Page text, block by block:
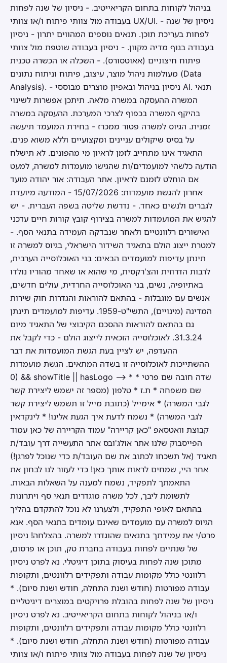
בניהול לקוחות בתחום הקריאייטיב. - ניסיון של שנה לפחות
בעבודה מול צוותי פיתוח ו/או צוותי UX/UI. - ניסיון של שנה
לפחות בעריכת תוכן. תנאים נוספים המהווים יתרון - ניסיון
בעבודה בגוף מדיה מקוון. - ניסיון בעבודה שוטפת מול צוותי
פיתוח חיצוניים (אאוטסורס). - השכלה או הכשרה טכנית
מעולמות ניהול מוצר, עיצוב, פיתוח וניתוח נתונים (Data
Analysis). - ניסיון בניהול ובאפיון מוצרים מבוססי AI. תנאי
המשרה ההעסקה במשרה מלאה. תיתכן אפשרות לשינוי
בהיקף המשרה בכפוף לצרכי המערכת. ההעסקה במשרה
זמנית. הגיוס למשרה פטור ממכרז - בחירת המועמד תיעשה
על בסיס שיקולים עניינים ומקצועיים וללא משוא פנים.
התאגיד אינו מתחייב לזמן לראיון מי מהפונים. לא תישלח
הודעה כלשהי למועמדים/ות שהגישו מועמדות למשרה, למעט
אם הוחלט לזמנם לראיון. אתר העבודה: אור יהודה מועד
אחרון להגשת מועמדות: 15/07/2026 - המודעה מיועדת
לגברים ולנשים כאחד. - נדרשת שליטה בשפה העברית. - יש
להגיש את המועמדות למשרה בצירוף קובץ קורות חיים עדכני
ואישורים רלוונטיים ולאחר שנבדקה העמידה בתנאי הסף. -
למטרת ייצוג הולם בתאגיד השידור הישראלי, בגיוס למשרה זו
תינתן עדיפות למועמדים הבאים: בני האוכלוסייה הערבית,
לרבות הדרוזית והצ'רקסית, מי שהוא או שאחד מהוריו נולדו
באתיופיה, נשים, בני האוכלוסייה החרדית, עולים חדשים,
אנשים עם מוגבלות - בהתאם להוראות והגדרות חוק שירות
המדינה (מינויים), התשי"ט-1959. עדיפות למועמדים תינתן
גם בהתאם להוראות ההסכם הקיבוצי של התאגיד מיום
31.3.24. לאוכלוסייה הזכאית לייצוג הולם - כדי לקבל את
ההעדפה, יש לציין בעת הגשת המועמדות את דבר
ההשתייכות לאוכלוסייה זו בשדה המתאים. הגשת מועמדות
0) && showTitle || hasLogo --> * שדה חובה שם פרטי *
שם משפחה * ת.ז * טלפון (מספר זה ישמש ליצירת קשר
לגבי המשרה) * אימייל (כתובת מייל זו תשמש ליצירת קשר
לגבי המשרה) * נשמח לדעת איך הגעת אלינו! * לינקדאין
קבוצת וואטסאפ "כאן קריירה" עמוד הקריירה של כאן עמוד
הפייסבוק שלנו אתר אולג'ובס אתר התעשייה דרך עובד/ת
תאגיד (אל תשכחו לכתוב את שם העובד/ת כדי שנוכל לפרגן!)
אחר היי, שמחים לראות אותך כאן! כדי לעזור לנו לבחון את
התאמתך לתפקיד, נשמח למענה על השאלות הבאות.
לתשומת ליבך, לכל משרה מוגדרים תנאי סף ויתרונות
בהתאם לאופי התפקיד, ולצערנו לא נוכל להתקדם בהליך
הגיוס למשרה עם מועמדים שאינם עומדים בתנאי הסף. אנא
פרט/י את עמידתך בתנאים שהוגדרו למשרה. בהצלחה! ניסיון
של שנתיים לפחות בעבודה בחברת טק, תוכן או פרסום,
מתוכן שנה לפחות בעיסוק בתוכן דיגיטלי. נא לפרט ניסיון
רלוונטי כולל מקומות עבודה ותפקידים רלוונטים, ותקופות
עבודה מפורטות (חודש ושנת התחלה, חודש ושנת סיום). *
ניסיון של שנה לפחות בהובלת פרויקטים במוצרים דיגיטליים
ו/או בניהול לקוחות בתחום הקריאייטיב. נא לפרט ניסיון
רלוונטי כולל מקומות עבודה ותפקידים רלוונטים, ותקופות
עבודה מפורטות (חודש ושנת התחלה, חודש ושנת סיום). *
ניסיון של שנה לפחות בעבודה מול צוותי פיתוח ו/או צוותי